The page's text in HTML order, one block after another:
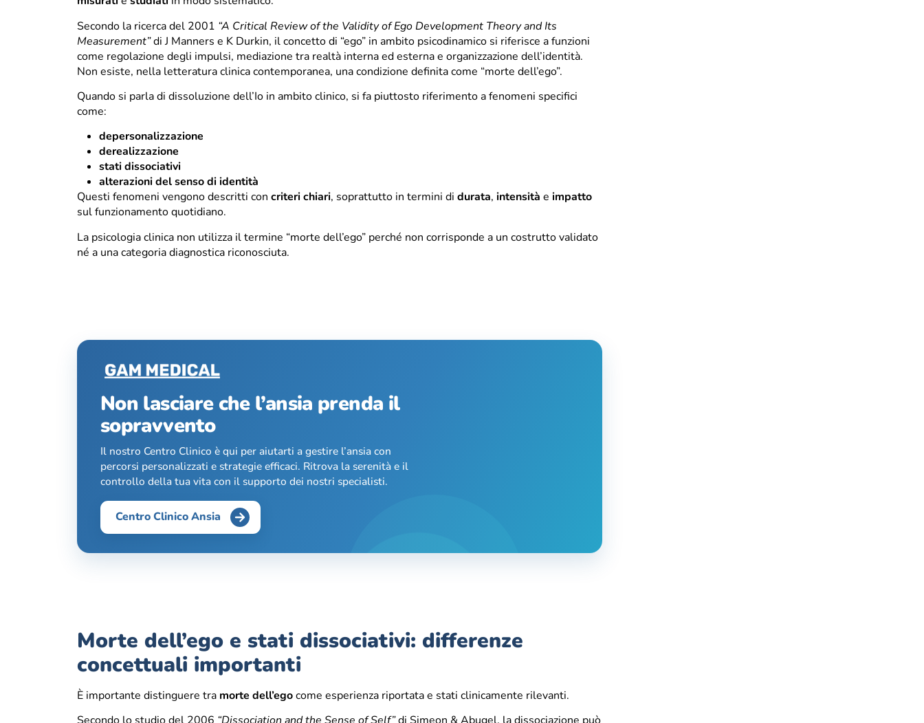
Secondo la ricerca del 2001 “A Critical Review of the Validity of Ego Development Theory and Its
Measurement”di J Manners e K Durkin, il concetto di “ego” in ambito psicodinamico si riferisce a funzioni
come regolazione degli impulsi, mediazione tra realtà interna ed esterna e organizzazione dell’identità.
Non esiste, nella letteratura clinica contemporanea, una condizione definita come “morte dell’ego”.
Quando si parla di dissoluzione dell’Io in ambito clinico, si fa piuttosto riferimento a fenomeni specifici
come:
depersonalizzazione
derealizzazione
stati dissociativi
alterazioni del senso di identità
Questi fenomeni vengono descritti con criteri chiari, soprattutto in termini di durata, intensità e impatto
sul funzionamento quotidiano.
La psicologia clinica non utilizza il termine “morte dell’ego” perché non corrisponde a un costrutto validato
né a una categoria diagnostica riconosciuta.
Non lasciare che l’ansia prenda il
sopravvento
Il nostro Centro Clinico è qui per aiutarti a gestire l’ansia con
percorsi personalizzati e strategie efficaci. Ritrova la serenità e il
controllo della tua vita con il supporto dei nostri specialisti.
Centro Clinico Ansia
Morte dell’ego e stati dissociativi: differenze
concettuali importanti
È importante distinguere tra morte dell’egocome esperienza riportata e stati clinicamente rilevanti.